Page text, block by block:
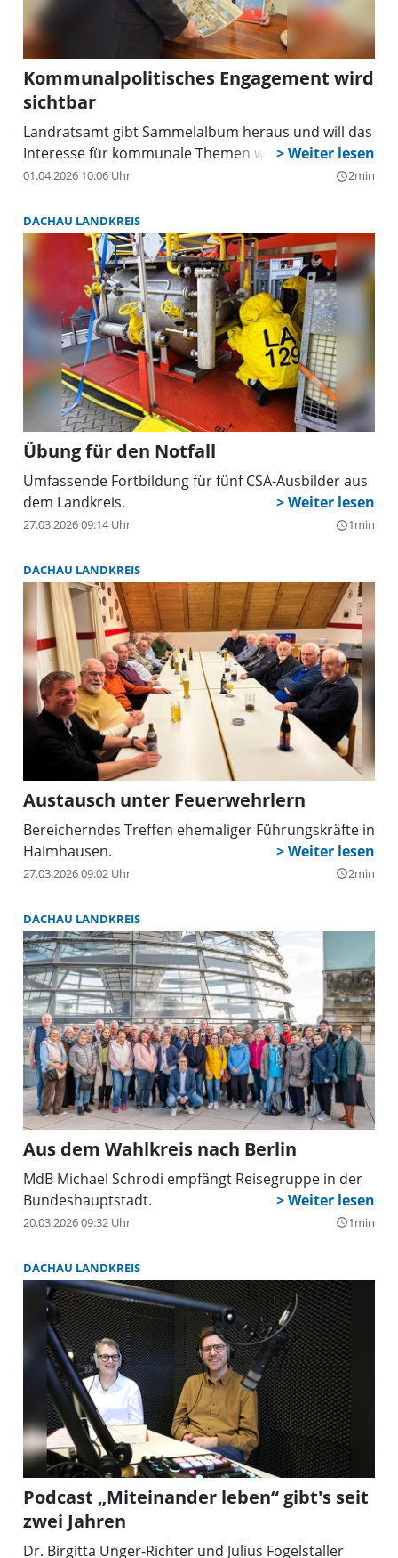
Kommunalpolitisches Engagement wird
sichtbar
Landratsamt gibt Sammelalbum heraus und will das
Interesse für kommunale Themen wecken.
01.04.2026 10:06 Uhr query_builder2min
DACHAU LANDKREIS
Übung für den Notfall
Umfassende Fortbildung für fünf CSA-Ausbilder aus
dem Landkreis.
27.03.2026 09:14 Uhr query_builder1min
DACHAU LANDKREIS
Austausch unter Feuerwehrlern
Bereicherndes Treffen ehemaliger Führungskräfte in
Haimhausen.
27.03.2026 09:02 Uhr query_builder2min
DACHAU LANDKREIS
Aus dem Wahlkreis nach Berlin
MdB Michael Schrodi empfängt Reisegruppe in der
Bundeshauptstadt.
20.03.2026 09:32 Uhr query_builder1min
DACHAU LANDKREIS
Podcast „Miteinander leben“ gibt's seit
zwei Jahren
Dr. Birgitta Unger-Richter und Julius Fogelstaller